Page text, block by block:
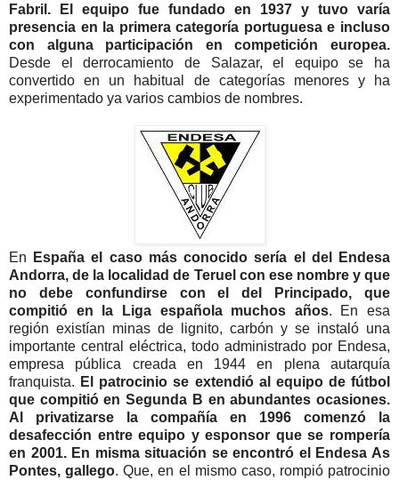
Fabril. El equipo fue fundado en 1937 y tuvo varía
presencia en la primera categoría portuguesa e incluso
con alguna participación en competición europea.
Desde el derrocamiento de Salazar, el equipo se ha
convertido en un habitual de categorías menores y ha
experimentado ya varios cambios de nombres.
En
España el caso más conocido sería el del Endesa
Andorra, de la localidad de Teruel con ese nombre y que
no debe confundirse con el del Principado, que
compitió en la Liga española muchos años. En esa
región existían minas de lignito, carbón y se instaló una
importante central eléctrica, todo administrado por Endesa,
empresa pública creada en 1944 en plena autarquía
franquista. El patrocinio se extendió al equipo de fútbol
que compitió en Segunda B en abundantes ocasiones.
Al privatizarse la compañía en 1996 comenzó la
desafección entre equipo y esponsor que se rompería
en 2001. En misma situación se encontró el Endesa As
Pontes, gallego. Que, en el mismo caso, rompió patrocinio